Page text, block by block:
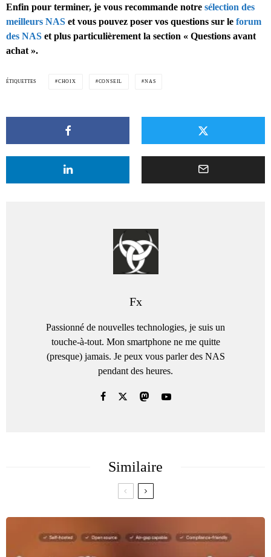
Enfin pour terminer, je vous recommande notre sélection des
meilleurs NAS et vous pouvez poser vos questions sur le forum
des NAS et plus particulièrement la section « Questions avant
achat ».
ÉTIQUETTES CHOIX CONSEIL NAS
Fx
Passionné de nouvelles technologies, je suis un
touche-à-tout. Mon smartphone ne me quitte
(presque) jamais. Je peux vous parler des NAS
pendant des heures.
Similaire